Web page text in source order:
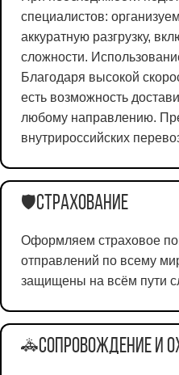
специалистов:
аккуратную разгрузку,
сложности.
Благодаря высокой
есть возможность
любому направлению.
внутрироссийских
🛡️Страхование
Оформляем страховое
отправлений по всему
защищены на всём пути
🚓Сопровождение и